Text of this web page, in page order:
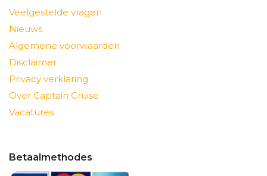
Veelgestelde vragen
Nieuws
Algemene voorwaarden
Disclaimer
Privacy verklaring
Over Captain Cruise
Vacatures
Betaalmethodes